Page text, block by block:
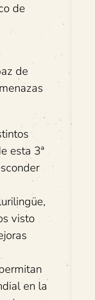
de
de
esta 3ª
visto
en la